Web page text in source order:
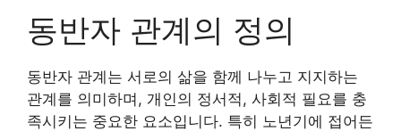
동반자 관계의 정의
동반자 관계는 서로의 삶을 함께 나누고 지지하는
관계를 의미하며, 개인의 정서적, 사회적 필요를 충
족시키는 중요한 요소입니다. 특히 노년기에 접어든